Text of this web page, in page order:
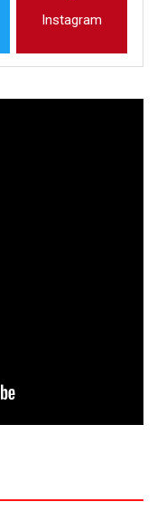
Instagram